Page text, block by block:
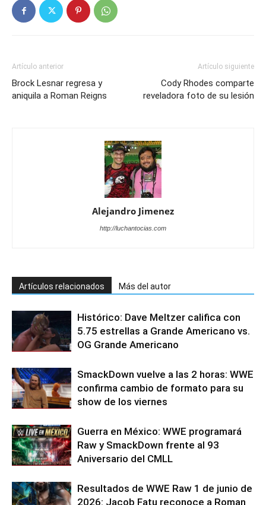
Artículo anterior
Brock Lesnar regresa y
aniquila a Roman Reigns
Artículo siguiente
Cody Rhodes comparte
reveladora foto de su lesión
Alejandro Jimenez
http://luchantocias.com
Artículos relacionados Más del autor
Histórico: Dave Meltzer califica con
5.75 estrellas a Grande Americano vs.
OG Grande Americano
SmackDown vuelve a las 2 horas: WWE
confirma cambio de formato para su
show de los viernes
Guerra en México: WWE programará
Raw y SmackDown frente al 93
Aniversario del CMLL
Resultados de WWE Raw 1 de junio de
2026: Jacob Fatu reconoce a Roman